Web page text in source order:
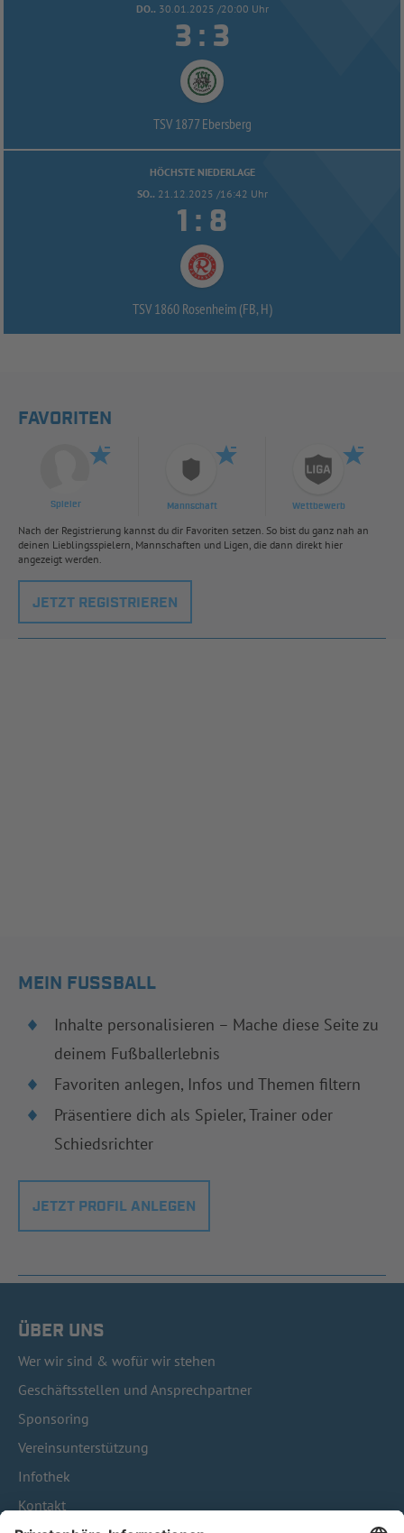
DO.. 30.01.2025 /20:00 Uhr
 : 
TSV 1877 Ebersberg
HÖCHSTE NIEDERLAGE
SO.. 21.12.2025 /16:42 Uhr
 : 
TSV 1860 Rosenheim (FB, H)
FAVORITEN
Spieler Mannschaft Wettbewerb
Nach der Registrierung kannst du dir Favoriten setzen. So bist du ganz nah an
deinen Lieblingsspielern, Mannschaften und Ligen, die dann direkt hier
angezeigt werden.
JETZT REGISTRIEREN
MEIN FUSSBALL
Inhalte personalisieren – Mache diese Seite zu
deinem Fußballerlebnis
Favoriten anlegen, Infos und Themen filtern
Präsentiere dich als Spieler, Trainer oder
Schiedsrichter
JETZT PROFIL ANLEGEN
ÜBER UNS
Wer wir sind & wofür wir stehen
Geschäftsstellen und Ansprechpartner
Sponsoring
Vereinsunterstützung
Infothek
Kontakt